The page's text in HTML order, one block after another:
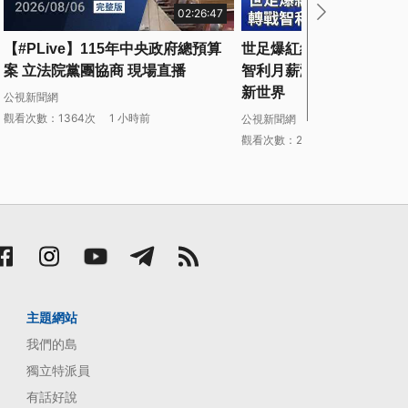
02:26:47
【#PLive】115年中央政府總預算
案 立法院黨團協商 現場直播
公視新聞網
觀看次數：1364次
1 小時前
世足爆紅維德角門將沃齊
智利月薪漲近10倍｜
新世界
公視新聞網
觀看次數：27次
主題網站
我們的島
獨立特派員
有話好說